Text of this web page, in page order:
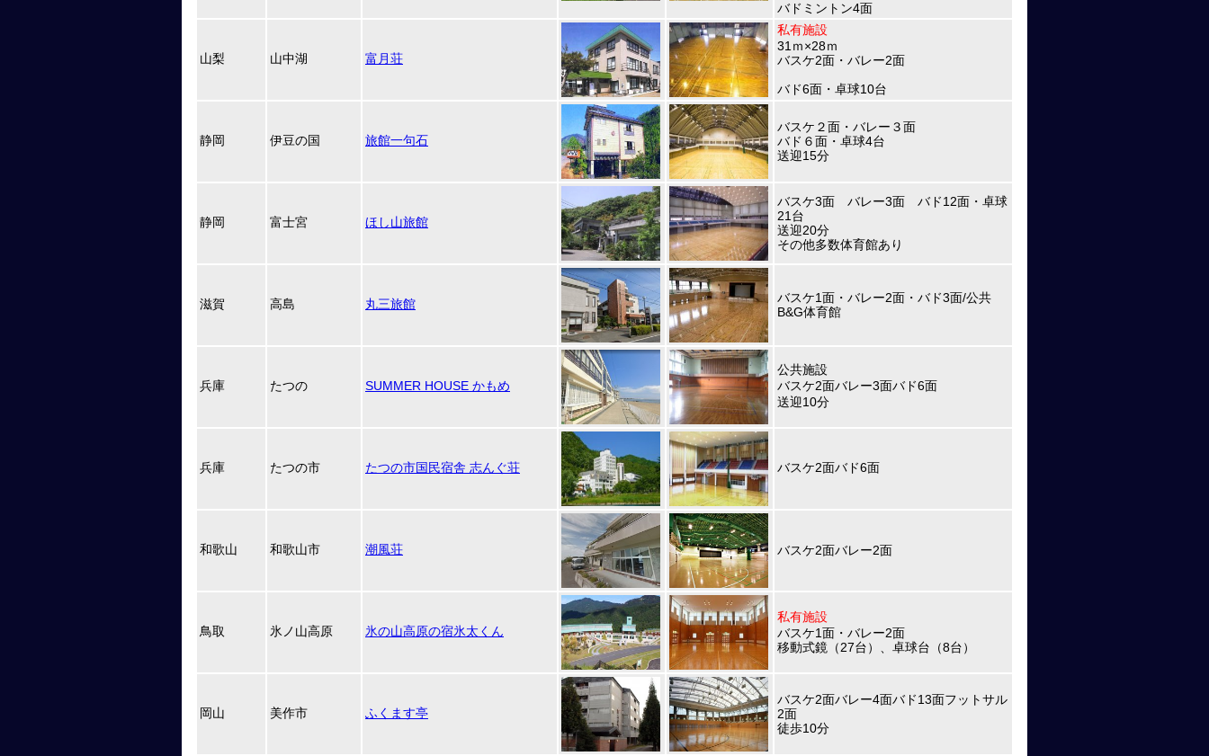
バドミントン4面
山梨 山中湖 富月荘
私有施設
31ｍ×28ｍ
バスケ2面・バレー2面
バド6面・卓球10台
静岡 伊豆の国 旅館一句石
バスケ２面・バレー３面
バド６面・卓球4台
送迎15分
静岡 富士宮 ほし山旅館
バスケ3面 バレー3面 バド12面・卓球
21台
送迎20分
その他多数体育館あり
滋賀 高島 丸三旅館
バスケ1面・バレー2面・バド3面/公共
B&G体育館
兵庫 たつの SUMMER HOUSE かもめ
公共施設
バスケ2面バレー3面バド6面
送迎10分
兵庫 たつの市 たつの市国民宿舎 志んぐ荘 バスケ2面バド6面
和歌山 和歌山市 潮風荘 バスケ2面バレー2面
鳥取 氷ノ山高原 氷の山高原の宿氷太くん
私有施設
バスケ1面・バレー2面
移動式鏡（27台）、卓球台（8台）
岡山 美作市 ふくます亭
バスケ2面バレー4面バド13面フットサル
2面
徒歩10分